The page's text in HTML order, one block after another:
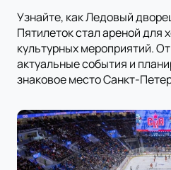
Узнайте, как Ледовый
Пятилеток стал ареной для
культурных мероприятий.
актуальные события и
знаковое место Санкт-